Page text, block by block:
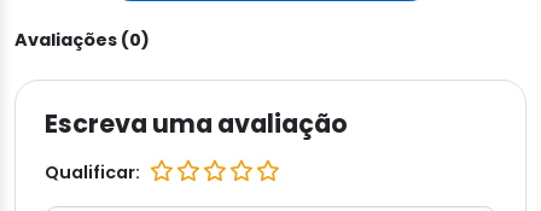
Avaliações (0)
Escreva uma avaliação
Qualificar: